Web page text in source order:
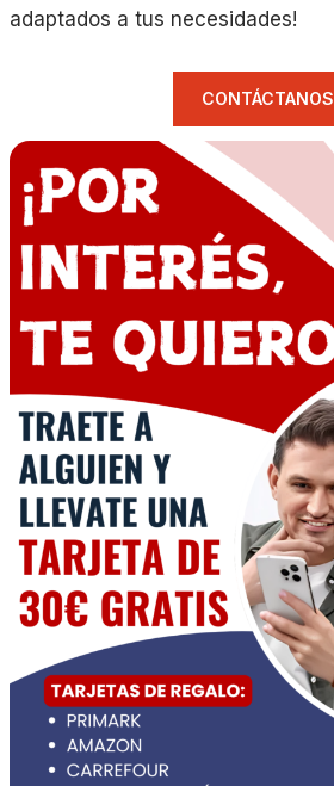
adaptados a tus necesidades!
CONTÁCTANOS